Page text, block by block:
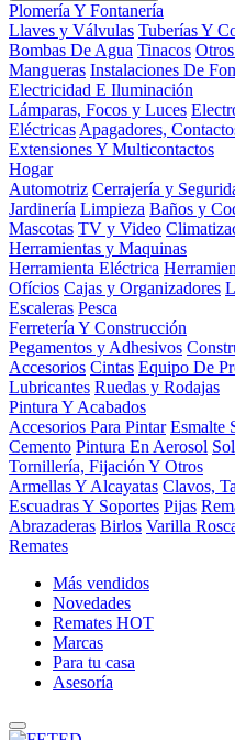
Plomería Y Fontanería
Llaves y Válvulas Tuberías Y
Bombas De Agua Tinacos
Mangueras Instalaciones De
Electricidad E Iluminación
Lámparas, Focos y Luces
Eléctricas Apagadores,
Extensiones Y Multicontactos
Hogar
Automotriz Cerrajería y
Jardinería Limpieza Baños y
Mascotas TV y Video
Herramientas y Maquinas
Herramienta Eléctrica
Ofícios Cajas y Organizadores
Escaleras Pesca
Ferretería Y Construcción
Pegamentos y Adhesivos
Accesorios Cintas Equipo De
Lubricantes Ruedas y Rodajas
Pintura Y Acabados
Accesorios Para Pintar Esmalte
Cemento Pintura En Aerosol
Tornillería, Fijación Y Otros
Armellas Y Alcayatas Clavos,
Escuadras Y Soportes Pijas
Abrazaderas Birlos Varilla
Remates
Más vendidos
Novedades
Remates HOT
Marcas
Para tu casa
Asesoría